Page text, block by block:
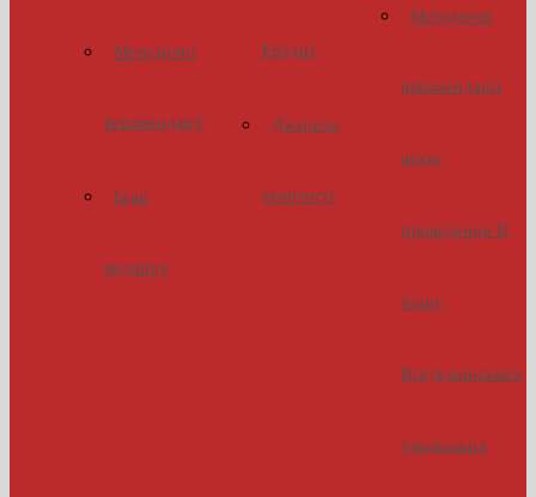
Методичні
рекомендації
Інші
видання
Ерудит
Джерело
творчості
Методичні
рекомендації
щодо
проведення ІІ
етапу
Всеукраїнських
учнівських